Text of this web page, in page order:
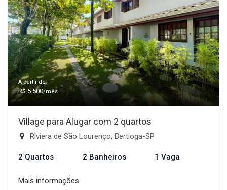
A partir de:
R$ 5.500/mês
Village para Alugar com 2 quartos
Riviera de São Lourenço, Bertioga-SP
2 Quartos 2 Banheiros 1 Vaga
Mais informações